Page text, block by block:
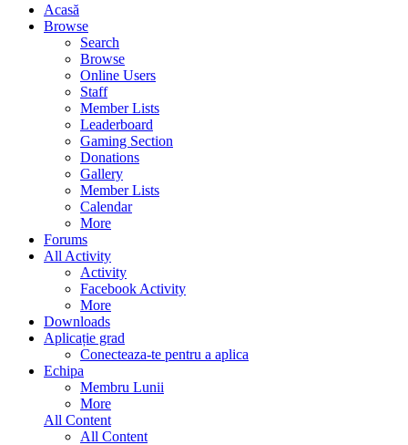
Acasă
Browse
Search
Browse
Online Users
Staff
Member Lists
Leaderboard
Gaming Section
Donations
Gallery
Member Lists
Calendar
More
Forums
All Activity
Activity
Facebook Activity
More
Downloads
Aplicație grad
Conecteaza-te pentru a aplica
Echipa
Membru Lunii
More
All Content
All Content